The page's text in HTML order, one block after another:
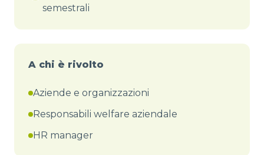
semestrali
A chi è rivolto
Aziende e organizzazioni
Responsabili welfare aziendale
HR manager